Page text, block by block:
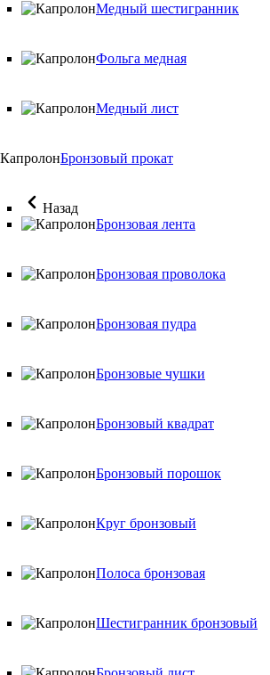
Медный шестигранник
Фольга медная
Медный лист
Бронзовый прокат
Назад
Бронзовая лента
Бронзовая проволока
Бронзовая пудра
Бронзовые чушки
Бронзовый квадрат
Бронзовый порошок
Круг бронзовый
Полоса бронзовая
Шестигранник бронзовый